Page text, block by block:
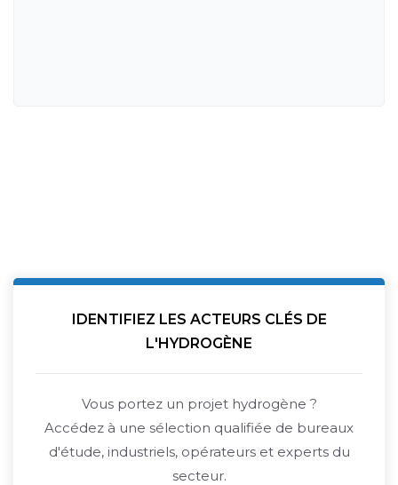
IDENTIFIEZ LES ACTEURS CLÉS DE
L'HYDROGÈNE
Vous portez un projet hydrogène ?
Accédez à une sélection qualifiée de bureaux
d'étude, industriels, opérateurs et experts du
secteur.